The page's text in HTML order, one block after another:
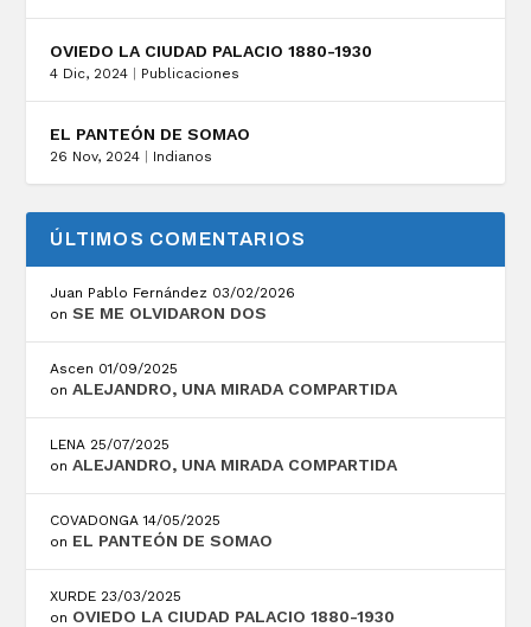
OVIEDO LA CIUDAD PALACIO 1880-1930
4 Dic, 2024 | Publicaciones
EL PANTEÓN DE SOMAO
26 Nov, 2024 | Indianos
ÚLTIMOS COMENTARIOS
Juan Pablo Fernández 03/02/2026
onSE ME OLVIDARON DOS
Ascen 01/09/2025
onALEJANDRO, UNA MIRADA COMPARTIDA
LENA 25/07/2025
onALEJANDRO, UNA MIRADA COMPARTIDA
COVADONGA 14/05/2025
on EL PANTEÓN DE SOMAO
XURDE 23/03/2025
on OVIEDO LA CIUDAD PALACIO 1880-1930